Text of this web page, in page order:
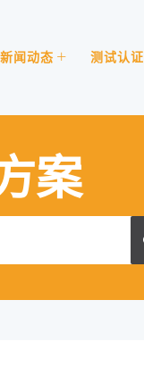
新闻动态 测试认证
案